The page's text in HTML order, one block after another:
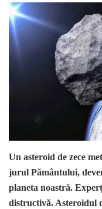
Un asteroid de zece
jurul Pământului,
planeta noastră.
distructivă. Asteroidul